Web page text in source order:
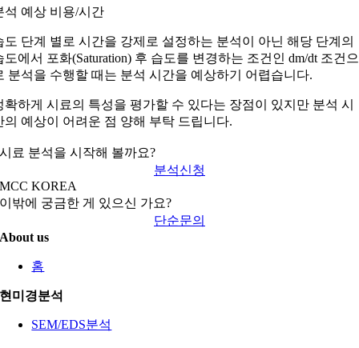
석 예상 비용/시간
도 단계 별로 시간을 강제로 설정하는 분석이 아닌 해당 단계의
도에서 포화(Saturation) 후 습도를 변경하는 조건인 dm/dt 조건으
분석을 수행할 때는 분석 시간을 예상하기 어렵습니다.
확하게 시료의 특성을 평가할 수 있다는 장점이 있지만 분석 시
의 예상이 어려운 점 양해 부탁 드립니다.
시료 분석을 시작해 볼까요?
분석신청
MCC KOREA
이밖에 궁금한 게 있으신 가요?
단순문의
About us
홈
현미경분석
SEM/EDS분석